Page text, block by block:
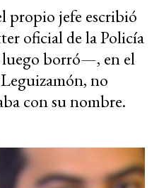
propio jefe escribió
oficial de la Policía
borró—, en el
no
con su nombre.